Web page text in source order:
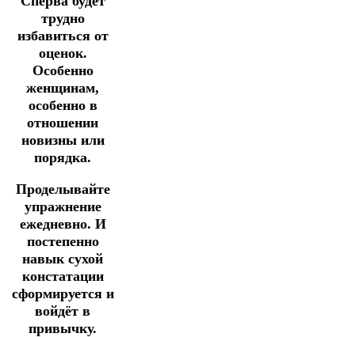
трудно
избавиться от
оценок.
Особенно
женщинам,
особенно в
отношении
новизны или
порядка.
Проделывайте
упражнение
ежедневно. И
постепенно
навык сухой
констатации
сформируется и
войдёт в
привычку.